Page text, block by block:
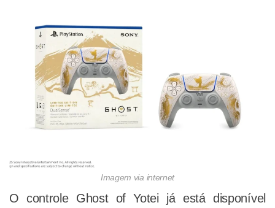
Imagem via internet
O controle Ghost of Yotei já está disponível